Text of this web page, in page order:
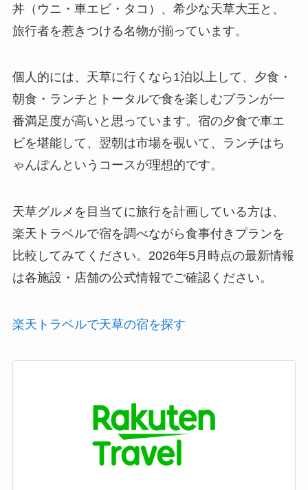
丼（ウニ・車エビ・タコ）、希少な天草大王と、
旅行者を惹きつける名物が揃っています。
個人的には、天草に行くなら1泊以上して、夕食・
朝食・ランチとトータルで食を楽しむプランが一
番満足度が高いと思っています。宿の夕食で車エ
ビを堪能して、翌朝は市場を覗いて、ランチはち
ゃんぽんというコースが理想的です。
天草グルメを目当てに旅行を計画している方は、
楽天トラベルで宿を調べながら食事付きプランを
比較してみてください。2026年5月時点の最新情報
は各施設・店舗の公式情報でご確認ください。
楽天トラベルで天草の宿を探す